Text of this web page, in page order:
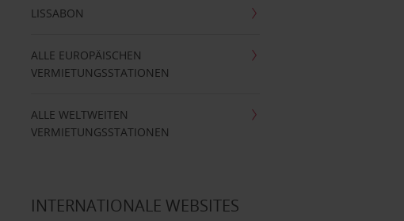
LISSABON
ALLE EUROPÄISCHEN
VERMIETUNGSSTATIONEN
ALLE WELTWEITEN
VERMIETUNGSSTATIONEN
INTERNATIONALE WEBSITES